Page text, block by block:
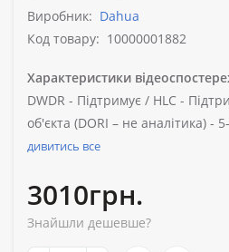
Виробник: Dahua
Код товару: 10000001882
Характеристики
DWDR - Підтримує / HLC -
об'єкта (DORI – не аналітика) -
дивитись все
3010грн.
Знайшли дешевше?